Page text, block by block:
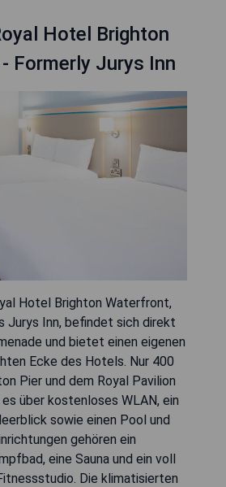
Hotel Brighton
Formerly Jurys Inn
Hotel Brighton Waterfront,
Jurys Inn, befindet sich direkt
und bietet einen eigenen
Ecke des Hotels. Nur 400
Pier und dem Royal Pavilion
über kostenloses WLAN, ein
sowie einen Pool und
gehören ein
eine Sauna und ein voll
Die klimatisierten